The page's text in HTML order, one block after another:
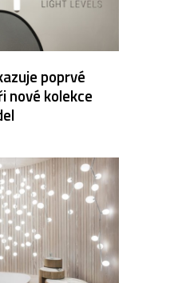
poprvé
nové kolekce